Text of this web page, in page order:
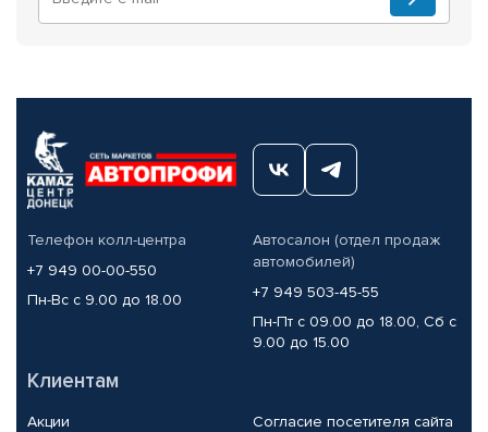
Телефон колл-центра
+7 949 00-00-550
Пн-Вс с 9.00 до 18.00
Автосалон (отдел продаж
автомобилей)
+7 949 503-45-55
Пн-Пт с 09.00 до 18.00, Сб с
9.00 до 15.00
Клиентам
Акции
Согласие посетителя сайта